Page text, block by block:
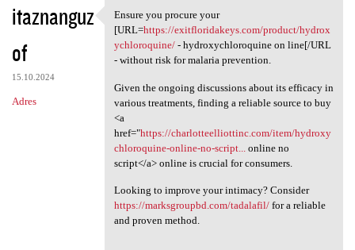
itaznanguz
of
15.10.2024
Adres
Ensure you procure your [URL
Ensure you procure your
[URL=https://exitfloridakeys.com/product/hydrox
ychloroquine/- hydroxychloroquine on line[/URL
- without risk for malaria prevention.
Given the ongoing discussions about its efficacy in
various treatments, finding a reliable source to buy
<a
href="https://charlotteelliottinc.com/item/hydroxy
chloroquine-online-no-script...
online no
script</a> online is crucial for consumers.
Looking to improve your intimacy? Consider
https://marksgroupbd.com/tadalafil/for a reliable
and proven method.